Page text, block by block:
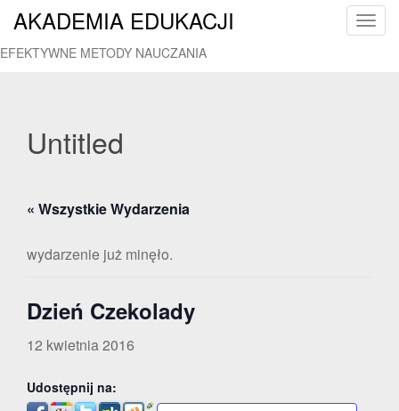
T
AKADEMIA EDUKACJI
EFEKTYWNE METODY NAUCZANIA
Untitled
« Wszystkie Wydarzenia
wydarzenie już minęło.
Dzień Czekolady
12 kwietnia 2016
Udostępnij na: